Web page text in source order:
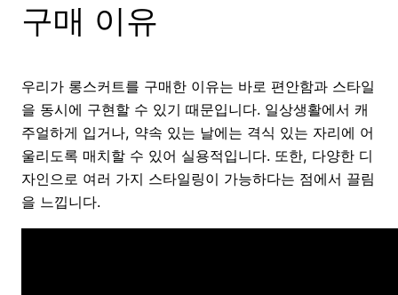
구매 이유
우리가 롱스커트를 구매한 이유는 바로 편안함과 스타일
을 동시에 구현할 수 있기 때문입니다. 일상생활에서 캐
주얼하게 입거나, 약속 있는 날에는 격식 있는 자리에 어
울리도록 매치할 수 있어 실용적입니다. 또한, 다양한 디
자인으로 여러 가지 스타일링이 가능하다는 점에서 끌림
을 느낍니다.